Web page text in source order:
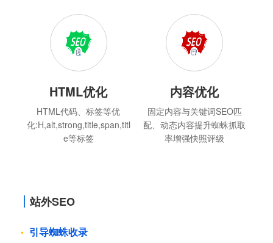
HTML优化
HTML代码、标签等优
化:H,alt,strong,title,span,titl
e等标签
内容优化
固定内容与关键词SEO匹
配、动态内容提升蜘蛛抓取
率增强快照评级
站外SEO
引导蜘蛛收录